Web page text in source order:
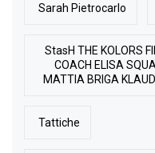
Sarah Pietrocarlo
StasH THE KOLORS
COACH ELISA
MATTIA BRIGA
Tattiche